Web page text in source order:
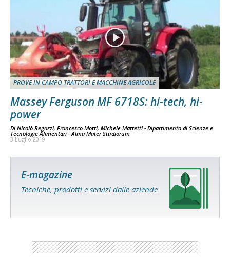
PROVE IN CAMPO TRATTORI E MACCHINE AGRICOLE
Massey Ferguson MF 6718S: hi-tech, hi-
power
Di Nicolò Regazzi, Francesco Motti, Michele Mattetti - Dipartimento di Scienze e
Tecnologie Alimentari - Alma Mater Studiorum
3 Luglio 2019
E-magazine
Tecniche, prodotti e servizi dalle aziende